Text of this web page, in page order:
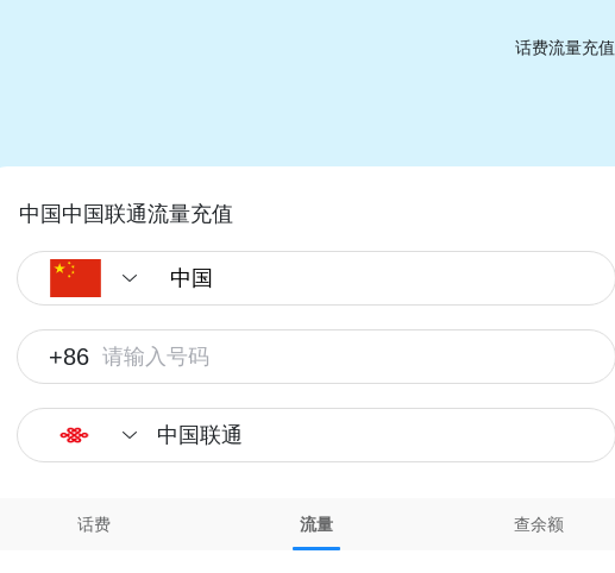
话费流量充值
中国中国联通流量充值
+86
中国联通
话费 流量 查余额